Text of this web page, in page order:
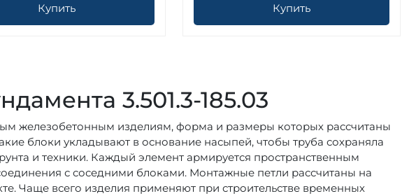
Купить Купить
3.501.3-185.03
железобетонным изделиям, форма и размеры которых рассчитаны
блоки укладывают в основание насыпей, чтобы труба сохраняла
и техники. Каждый элемент армируется пространственным
с соседними блоками. Монтажные петли рассчитаны на
Чаще всего изделия применяют при строительстве временных